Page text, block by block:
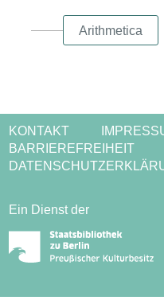
Arithmetica
KONTAKT
BARRIEREFREIHEIT
Ein Dienst der